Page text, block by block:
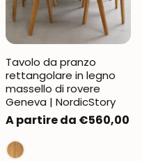
Tavolo da pranzo
rettangolare in legno
massello di rovere
Geneva | NordicStory
Prezzo
normale
A partire da €560,00